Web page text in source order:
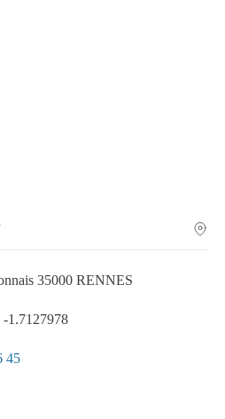
35000 RENNES
1.7127978
45